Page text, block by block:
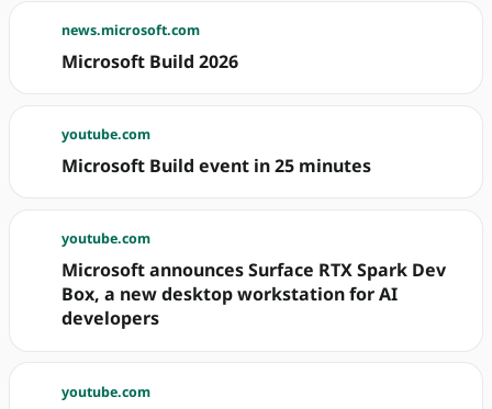
news.microsoft.com
Microsoft Build 2026
youtube.com
Microsoft Build event in 25 minutes
youtube.com
Microsoft announces Surface RTX Spark Dev
Box, a new desktop workstation for AI
developers
youtube.com